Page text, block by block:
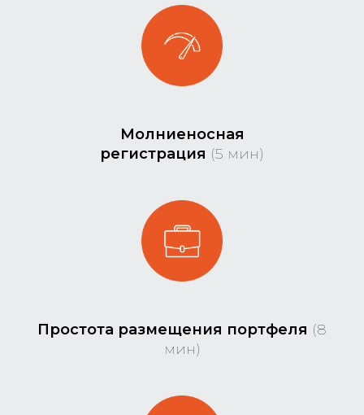
Молниеносная
регистрация (5 мин)
Простота размещения портфеля (8
мин)